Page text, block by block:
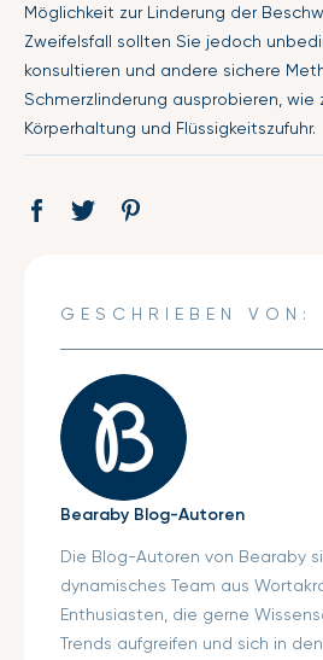
Möglichkeit zur Linderung der
Zweifelsfall sollten Sie jedoch
konsultieren und andere sichere
Schmerzlinderung ausprobieren, wie
Körperhaltung und Flüssigkeitszufuhr.
Auf
Öffnet Tweet
Öffnet
GESCHRIEBEN VON:
Bearaby Blog-Autoren
Die Blog-Autoren von Bearaby
dynamisches Team aus
Enthusiasten, die gerne
Trends aufgreifen und sich in